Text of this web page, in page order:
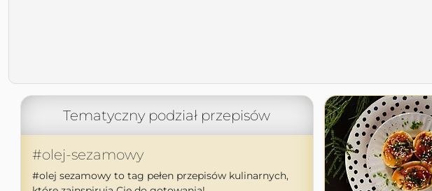
Tematyczny podział przepisów
#olej-sezamowy
#olej sezamowy to tag pełen przepisów kulinarnych,